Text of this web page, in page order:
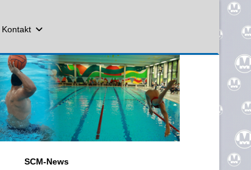
Kontakt
SCM-News